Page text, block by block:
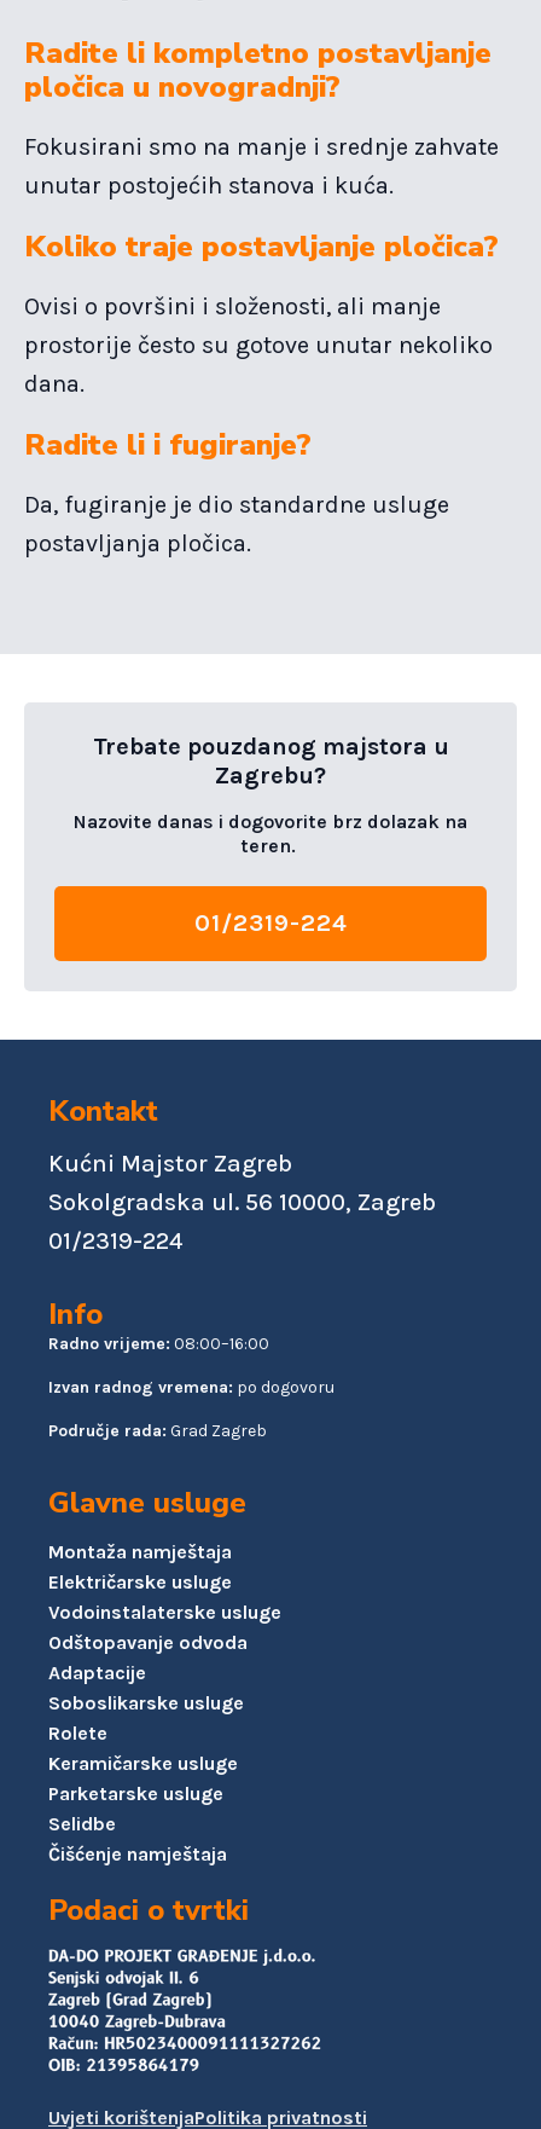
Radite li kompletno postavljanje
pločica u novogradnji?
Fokusirani smo na manje i srednje zahvate
unutar postojećih stanova i kuća.
Koliko traje postavljanje pločica?
Ovisi o površini i složenosti, ali manje
prostorije često su gotove unutar nekoliko
dana.
Radite li i fugiranje?
Da, fugiranje je dio standardne usluge
postavljanja pločica.
Trebate pouzdanog majstora u
Zagrebu?
Nazovite danas i dogovorite brz dolazak na
teren.
01/2319-224
Kontakt
Kućni Majstor Zagreb
Sokolgradska ul. 56 10000, Zagreb
01/2319-224
Info
Radno vrijeme: 08:00–16:00
Izvan radnog vremena: po dogovoru
Područje rada: Grad Zagreb
Glavne usluge
Montaža namještaja
Električarske usluge
Vodoinstalaterske usluge
Odštopavanje odvoda
Adaptacije
Soboslikarske usluge
Rolete
Keramičarske usluge
Parketarske usluge
Selidbe
Čišćenje namještaja
Podaci o tvrtki
Uvjeti korištenjaPolitika privatnosti